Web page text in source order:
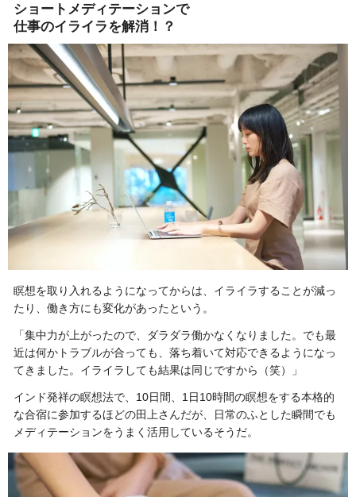
ショートメディテーションで
仕事のイライラを解消！？
瞑想を取り入れるようになってからは、イライラすることが減っ
たり、働き方にも変化があったという。
「集中力が上がったので、ダラダラ働かなくなりました。でも最
近は何かトラブルが合っても、落ち着いて対応できるようになっ
てきました。イライラしても結果は同じですから（笑）」
インド発祥の瞑想法で、10日間、1日10時間の瞑想をする本格的
な合宿に参加するほどの田上さんだが、日常のふとした瞬間でも
メディテーションをうまく活用しているそうだ。